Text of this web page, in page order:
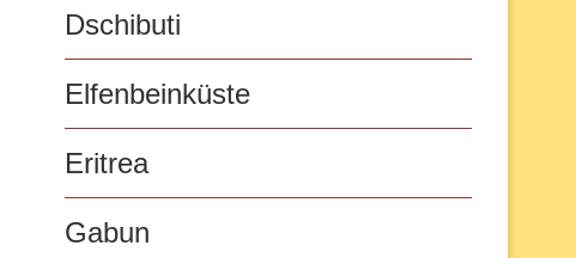
Dschibuti
Elfenbeinküste
Eritrea
Gabun